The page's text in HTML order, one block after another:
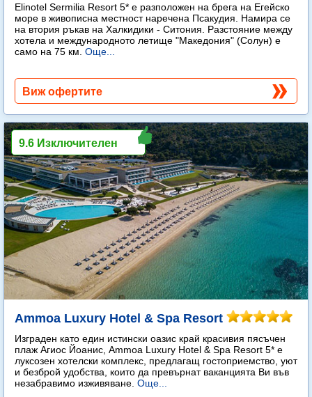
Elinotel Sermilia Resort 5* е разположен на брега на Егейско
море в живописна местност наречена Псакудия. Намира се
на втория ръкав на Халкидики - Ситония. Разстояние между
хотела и международното летище "Македония" (Солун) е
само на 75 км. Още...
Виж офертите
Ammoa Luxury Hotel & Spa Resort
Изграден като един истински оазис край красивия пясъчен
плаж Агиос Йоанис, Ammoa Luxury Hotel & Spa Resort 5* е
луксозен хотелски комплекс, предлагащ гостоприемство, уют
и безброй удобства, които да превърнат ваканцията Ви във
незабравимо изживяване. Още...
9.6 Изключителен